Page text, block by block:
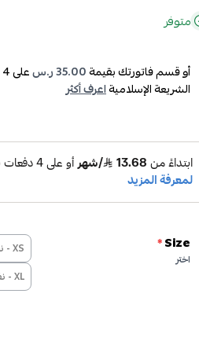
متوفر
أو قسم فاتورتك بقيمة35.00 ر.س على4
الشريعة الإسلاميةاعرف أكثر
Size
*
اختر
XS - نفدت الكمية
XL - نفدت الكمية